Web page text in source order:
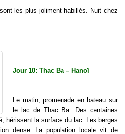
les plus joliment habillés. Nuit chez
Jour 10: Thac Ba – Hanoï
Le matin, promenade en bateau sur
le lac de Thac Ba. Des centaines
hérissent la surface du lac. Les berges
dense. La population locale vit de